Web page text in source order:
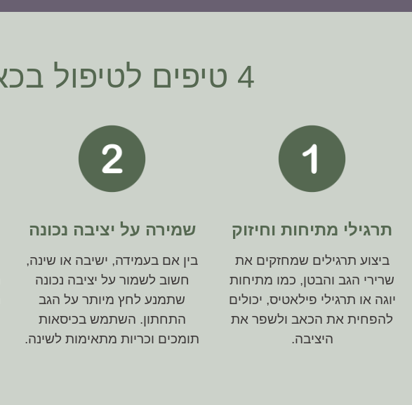
4 טיפים לטיפול בכאבים בגב התחתון
תרגילי מתיחות וחיזוק
ביצוע תרגילים שמחזקים את
שרירי הגב והבטן, כמו מתיחות
יוגה או תרגילי פילאטיס, יכולים
להפחית את הכאב ולשפר את
היציבה.
שמירה על יציבה נכונה
בין אם בעמידה, ישיבה או שינה,
חשוב לשמור על יציבה נכונה
שתמנע לחץ מיותר על הגב
התחתון. השתמש בכיסאות
תומכים וכריות מתאימות לשינה.